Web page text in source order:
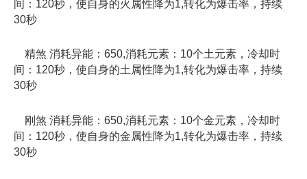
间：120秒，使自身的火属性降为1,转化为爆击率，持续
30秒
精煞 消耗异能：650,消耗元素：10个土元素，冷却时
间：120秒，使自身的土属性降为1,转化为爆击率，持续
30秒
刚煞 消耗异能：650,消耗元素：10个金元素，冷却时
间：120秒，使自身的金属性降为1,转化为爆击率，持续
30秒